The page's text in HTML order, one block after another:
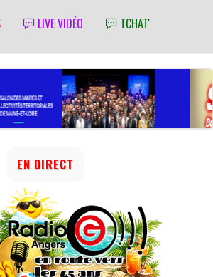
LIVE VIDÉO TCHAT'
EN DIRECT